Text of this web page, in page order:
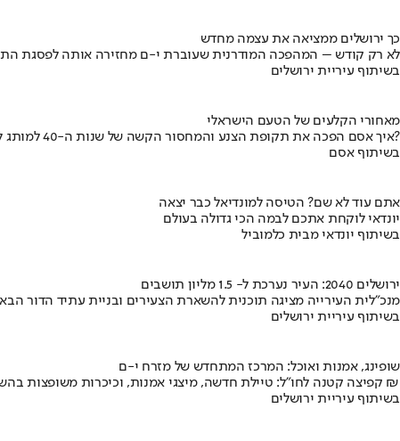
כך ירושלים ממציאה את עצמה מחדש
לא רק קודש – המהפכה המודרנית שעוברת י-ם מחזירה אותה לפסגת
בשיתוף עיריית ירושלים
מאחורי הקלעים של הטעם הישראלי
איך אסם הפכה את תקופת הצנע והמחסור הקשה של שנות ה-40 למותג לאומי?
בשיתוף אסם
אתם עוד לא שם? הטיסה למונדיאל כבר יצאה
יונדאי לוקחת אתכם לבמה הכי גדולה בעולם
בשיתוף יונדאי מבית כלמוביל
ירושלים 2040: העיר נערכת ל- 1.5 מליון תושבים
מנכ"לית העירייה מציגה תוכנית להשארת הצעירים ובניית עתיד הדור הבא
בשיתוף עיריית ירושלים
שופינג, אמנות ואוכל: המרכז המתחדש של מזרח י-ם
קפיצה קטנה לחו"ל: טיילת חדשה, מיצגי אמנות, וכיכרות משופצות בהשקעה של 100 מיליון ₪
בשיתוף עיריית ירושלים